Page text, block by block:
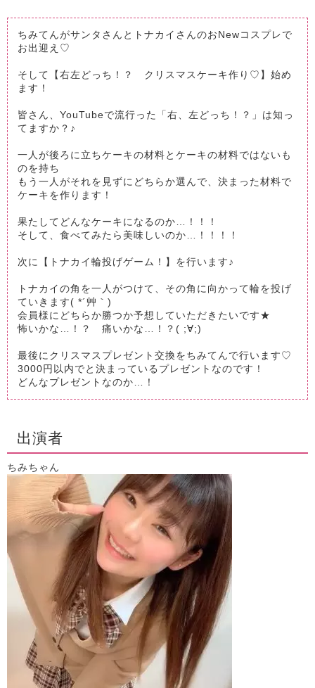
ちみてんがサンタさんとトナカイさんのおNewコスプレで
お出迎え♡
そして【右左どっち！？ クリスマスケーキ作り♡】始め
ます！
皆さん、YouTubeで流行った「右、左どっち！？」は知っ
てますか？♪
一人が後ろに立ちケーキの材料とケーキの材料ではないも
のを持ち
もう一人がそれを見ずにどちらか選んで、決まった材料で
ケーキを作ります！
果たしてどんなケーキになるのか…！！！
そして、食べてみたら美味しいのか…！！！！
次に【トナカイ輪投げゲーム！】を行います♪
トナカイの角を一人がつけて、その角に向かって輪を投げ
ていきます( *´艸｀)
会員様にどちらか勝つか予想していただきたいです★
怖いかな…！？ 痛いかな…！？( ;∀;)
最後にクリスマスプレゼント交換をちみてんで行います♡
3000円以内でと決まっているプレゼントなのです！
どんなプレゼントなのか…！
出演者
ちみちゃん